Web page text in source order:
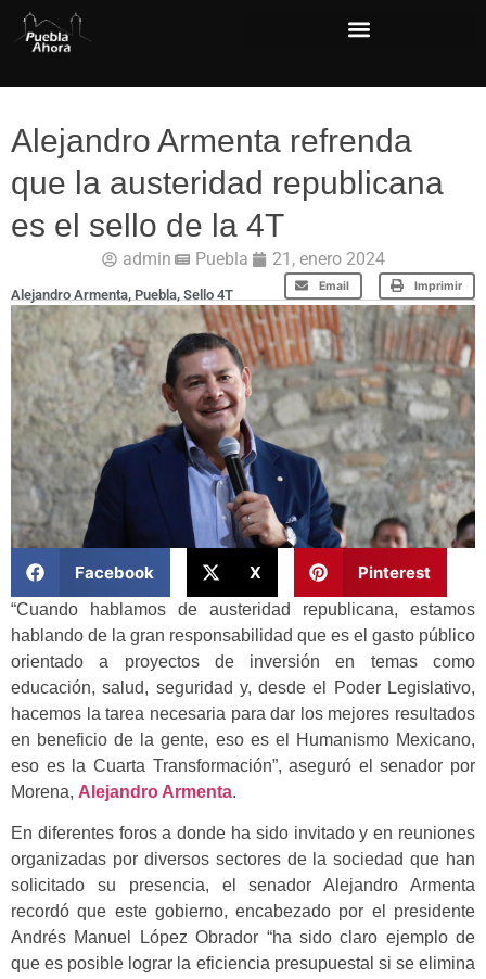
Alejandro Armenta refrenda
que la austeridad republicana
es el sello de la 4T
admin Puebla 21, enero 2024
Email Imprimir
Alejandro Armenta, Puebla, Sello 4T
Facebook X Pinterest
“Cuando hablamos de austeridad republicana, estamos
hablando de la gran responsabilidad que es el gasto público
orientado a proyectos de inversión en temas como
educación, salud, seguridad y, desde el Poder Legislativo,
hacemos la tarea necesaria para dar los mejores resultados
en beneficio de la gente, eso es el Humanismo Mexicano,
eso es la Cuarta Transformación”, aseguró el senador por
Morena, Alejandro Armenta.
En diferentes foros a donde ha sido invitado y en reuniones
organizadas por diversos sectores de la sociedad que han
solicitado su presencia, el senador Alejandro Armenta
recordó que este gobierno, encabezado por el presidente
Andrés Manuel López Obrador “ha sido claro ejemplo de
que es posible lograr la eficiencia presupuestal si se elimina